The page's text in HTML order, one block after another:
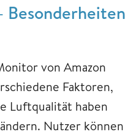
Besonderheiten
von Amazon
Faktoren,
Luftqualität haben
Nutzer können